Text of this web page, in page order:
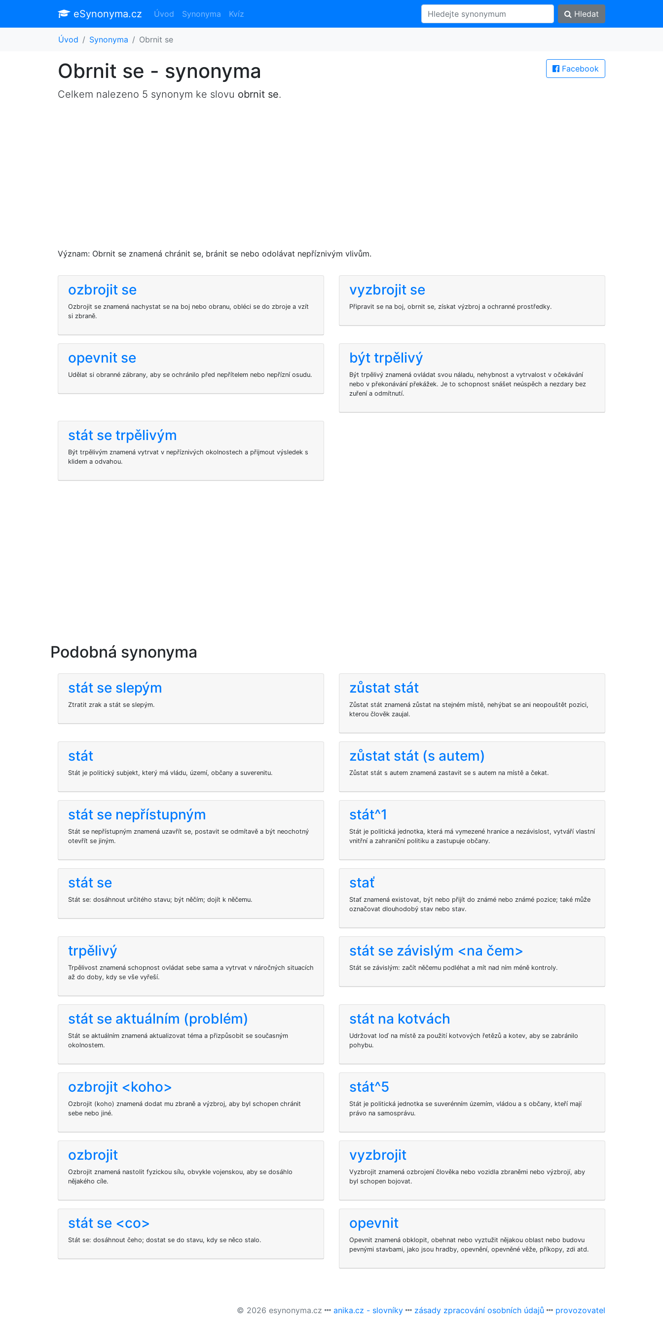
eSynonyma.cz Úvod Synonyma Kvíz Hledat
Úvod Synonyma Obrnit se
Facebook
Obrnit se - synonyma
Celkem nalezeno 5 synonym ke slovu obrnit se.
Význam: Obrnit se znamená chránit se, bránit se nebo odolávat nepříznivým vlivům.
ozbrojit se
Ozbrojit se znamená nachystat se na boj nebo obranu, obléci se do zbroje a vzít
si zbraně.
vyzbrojit se
Připravit se na boj, obrnit se, získat výzbroj a ochranné prostředky.
opevnit se
Udělat si obranné zábrany, aby se ochránilo před nepřítelem nebo nepřízní osudu.
být trpělivý
Být trpělivý znamená ovládat svou náladu, nehybnost a vytrvalost v očekávání
nebo v překonávání překážek. Je to schopnost snášet neúspěch a nezdary bez
zuření a odmítnutí.
stát se trpělivým
Být trpělivým znamená vytrvat v nepříznivých okolnostech a přijmout výsledek s
klidem a odvahou.
Podobná synonyma
stát se slepým
Ztratit zrak a stát se slepým.
zůstat stát
Zůstat stát znamená zůstat na stejném místě, nehýbat se ani neopouštět pozici,
kterou člověk zaujal.
stát
Stát je politický subjekt, který má vládu, území, občany a suverenitu.
zůstat stát (s autem)
Zůstat stát s autem znamená zastavit se s autem na místě a čekat.
stát se nepřístupným
Stát se nepřístupným znamená uzavřít se, postavit se odmítavě a být neochotný
otevřít se jiným.
stát^1
Stát je politická jednotka, která má vymezené hranice a nezávislost, vytváří vlastní
vnitřní a zahraniční politiku a zastupuje občany.
stát se
Stát se: dosáhnout určitého stavu; být něčím; dojít k něčemu.
stať
Stať znamená existovat, být nebo přijít do známé nebo známé pozice; také může
označovat dlouhodobý stav nebo stav.
trpělivý
Trpělivost znamená schopnost ovládat sebe sama a vytrvat v náročných situacích
až do doby, kdy se vše vyřeší.
stát se závislým <na čem>
Stát se závislým: začít něčemu podléhat a mít nad ním méně kontroly.
stát se aktuálním (problém)
Stát se aktuálním znamená aktualizovat téma a přizpůsobit se současným
okolnostem.
stát na kotvách
Udržovat loď na místě za použití kotvových řetězů a kotev, aby se zabránilo
pohybu.
ozbrojit <koho>
Ozbrojit (koho) znamená dodat mu zbraně a výzbroj, aby byl schopen chránit
sebe nebo jiné.
stát^5
Stát je politická jednotka se suverénním územím, vládou a s občany, kteří mají
právo na samosprávu.
ozbrojit
Ozbrojit znamená nastolit fyzickou sílu, obvykle vojenskou, aby se dosáhlo
nějakého cíle.
vyzbrojit
Vyzbrojit znamená ozbrojení člověka nebo vozidla zbraněmi nebo výzbrojí, aby
byl schopen bojovat.
stát se <co>
Stát se: dosáhnout čeho; dostat se do stavu, kdy se něco stalo.
opevnit
Opevnit znamená obklopit, obehnat nebo vyztužit nějakou oblast nebo budovu
pevnými stavbami, jako jsou hradby, opevnění, opevněné věže, příkopy, zdi atd.
© 2026 esynonyma.cz anika.cz - slovníky zásady zpracování osobních údajů provozovatel